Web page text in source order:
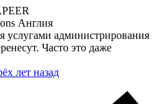
Англия
услугами администрирования
Часто это даже
лет назад